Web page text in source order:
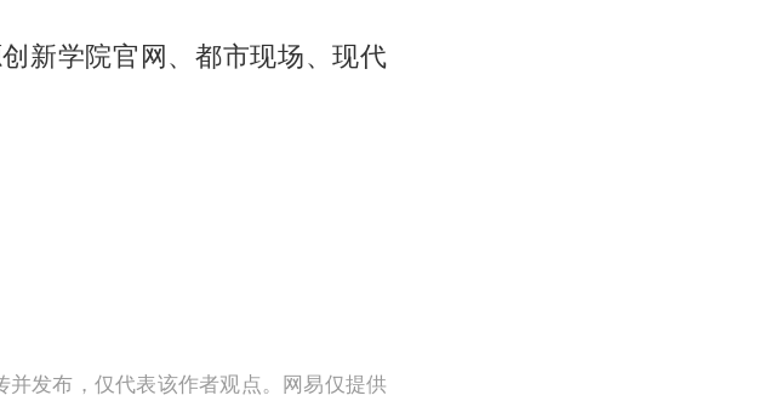
新学院官网、都市现场、现代
并发布，仅代表该作者观点。网易仅提供